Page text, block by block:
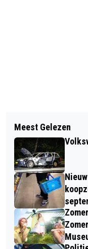
GRATIS
HUISARTS’
THEE MET
MELS OVER:
Meest Gelezen